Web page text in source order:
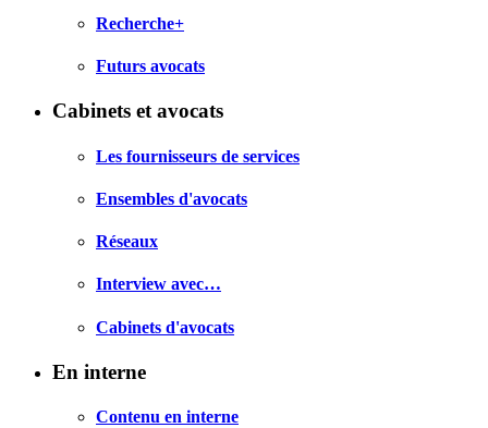
Recherche+
Futurs avocats
Cabinets et avocats
Les fournisseurs de services
Ensembles d'avocats
Réseaux
Interview avec…
Cabinets d'avocats
En interne
Contenu en interne